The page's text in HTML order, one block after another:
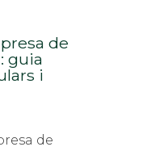
de
guia
i
de